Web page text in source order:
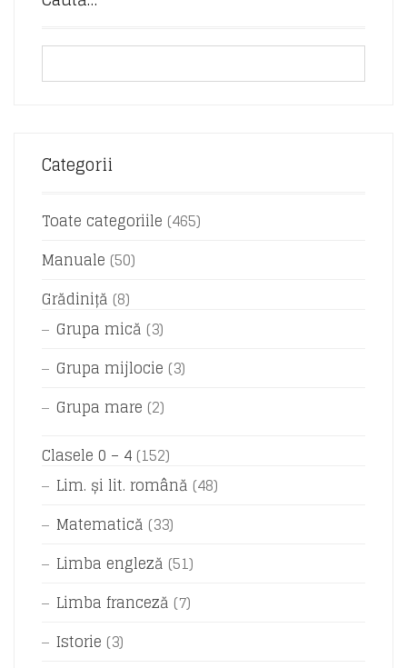
Categorii
Toate categoriile (465)
Manuale (50)
Grădiniță (8)
Grupa mică (3)
Grupa mijlocie (3)
Grupa mare (2)
Clasele 0 – 4 (152)
Lim. și lit. română (48)
Matematică (33)
Limba engleză (51)
Limba franceză (7)
Istorie (3)